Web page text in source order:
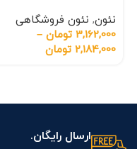
نئون, نئون فروشگاهی
3,162,000 تومان –
2,184,000 تومان
ارسال رایگان.